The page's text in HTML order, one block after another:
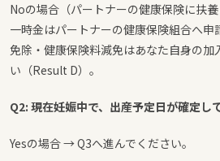
Noの場合（パートナーの健康保険に扶
一時金はパートナーの健康保険組合へ申
免除・健康保険料減免はあなた自身の加
い（Result D）。
Q2: 現在妊娠中で、出産予定日が確定し
Yesの場合 → Q3へ進んでください。